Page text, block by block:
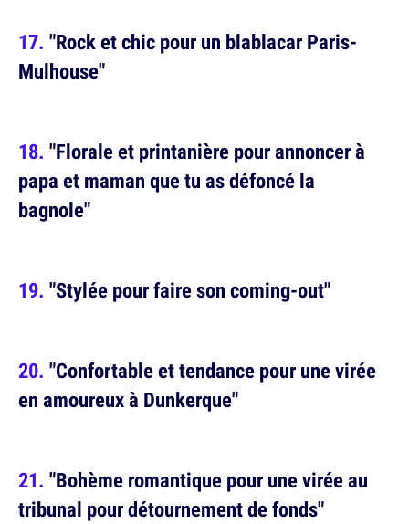
"Rock et chic pour un blablacar Paris-
Mulhouse"
"Florale et printanière pour annoncer à
papa et maman que tu as défoncé la
bagnole"
"Stylée pour faire son coming-out"
"Confortable et tendance pour une virée
en amoureux à Dunkerque"
"Bohème romantique pour une virée au
tribunal pour détournement de fonds"